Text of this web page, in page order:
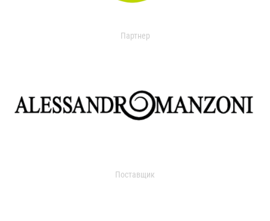
Партнер
Поставщик